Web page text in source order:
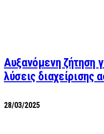
Αυξανόμενη ζήτηση
λύσεις διαχείρισης
28/03/2025